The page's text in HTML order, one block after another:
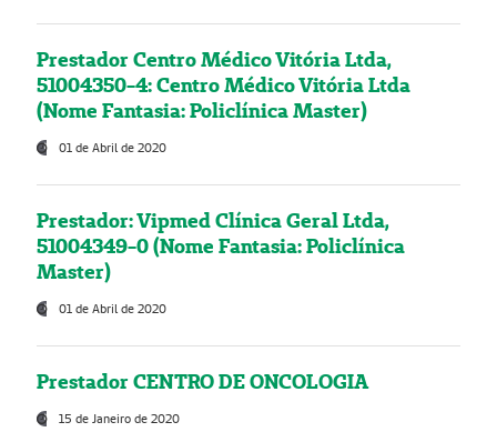
Prestador Centro Médico Vitória Ltda,
51004350-4: Centro Médico Vitória Ltda
(Nome Fantasia: Policlínica Master)
01 de Abril de 2020
Prestador: Vipmed Clínica Geral Ltda,
51004349-0 (Nome Fantasia: Policlínica
Master)
01 de Abril de 2020
Prestador CENTRO DE ONCOLOGIA
15 de Janeiro de 2020